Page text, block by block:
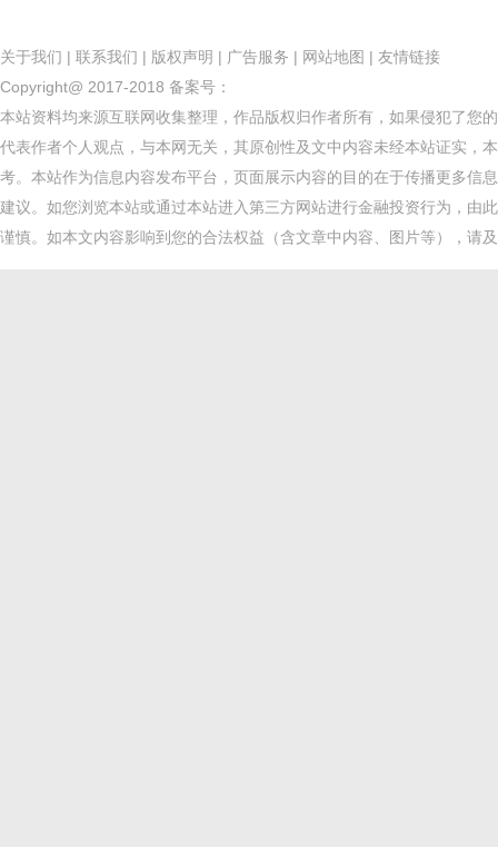
关于我们 | 联系我们 | 版权声明 | 广告服务 | 网站地图 | 友情链接
Copyright@ 2017-2018 备案号：
本站资料均来源互联网收集整理，作品版权归作者所有，如果侵犯了您
代表作者个人观点，与本网无关，其原创性及文中内容未经本站证实，
考。本站作为信息内容发布平台，页面展示内容的目的在于传播更多信
建议。如您浏览本站或通过本站进入第三方网站进行金融投资行为，由
谨慎。如本文内容影响到您的合法权益（含文章中内容、图片等），请